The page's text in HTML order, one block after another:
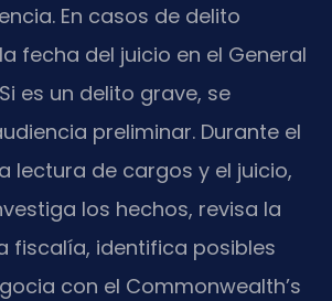
En casos de delito
fecha del juicio en el General
es un delito grave, se
preliminar. Durante el
lectura de cargos y el juicio,
los hechos, revisa la
fiscalía, identifica posibles
con el Commonwealth’s